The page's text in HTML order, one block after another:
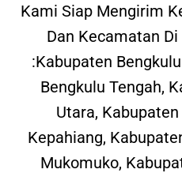
Kami Siap Mengirim
Dan Kecamatan
:Kabupaten
Bengkulu Tengah,
Utara,
Kepahiang,
Mukomuko,